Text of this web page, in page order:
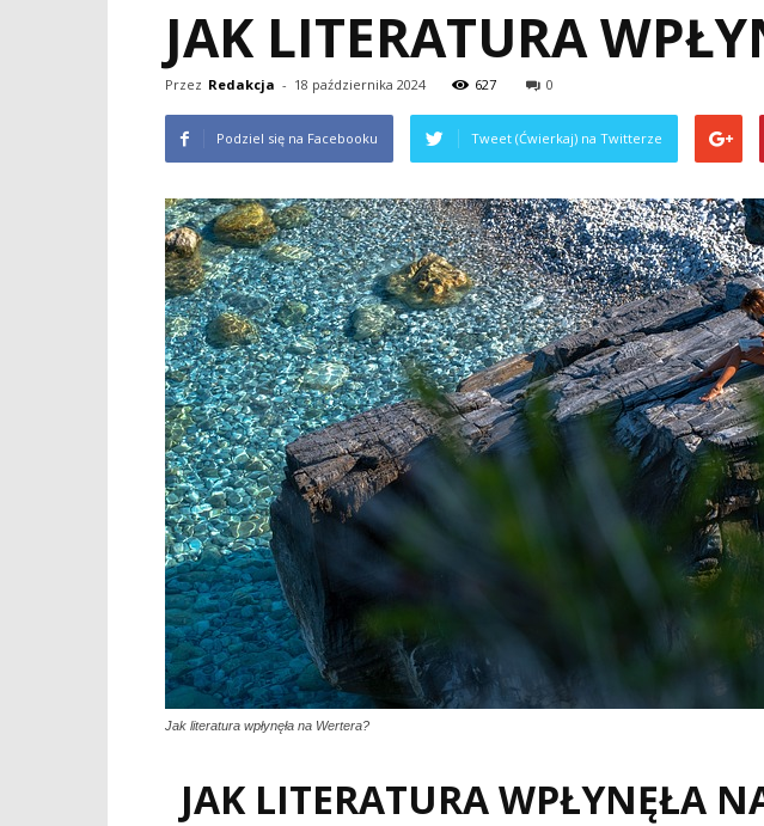
JAK LITERATURA
Przez Redakcja - 18 października 2024 627 0
Podziel się na Facebooku Tweet (Ćwierkaj) na Twitterze
Jak literatura wpłynęła na Wertera?
JAK LITERATURA WPŁYNĘŁA